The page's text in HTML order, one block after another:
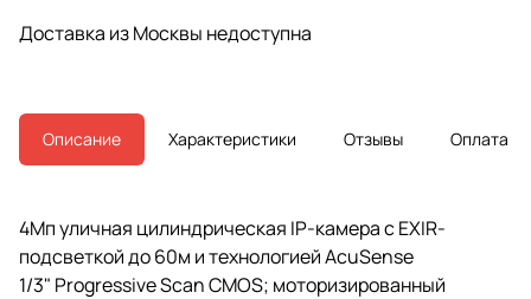
Доставка из Москвы недоступна
Описание Характеристики Отзывы Оплата
4Мп уличная цилиндрическая IP-камера с EXIR-
подсветкой до 60м и технологией AcuSense
1/3" Progressive Scan CMOS; моторизированный